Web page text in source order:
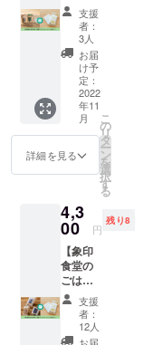
ク） 1
点 ・お
礼メッ
セージ
五ツ星
お米マ
イス
ターが
在籍す
るお
店、金
ドして
いただ
いた
「象印
食堂の
お米」
をセッ
トでお
届け ※
ご好評
とセッ
トコー
ス】 ・
ごはん
で作っ
た除菌
ウエッ
ティッ
シュ 10
点 ・象
印食堂
のほう
パック
入り) 1
点 ・象
印食堂
の煎茶
(7パッ
ク入り)
1点 ・
象印食
堂の玄
支援
者：
3人
お届
け予
定：
2022
年11
月
詳細を見る
こ
の
リ
タ
ー
ン
を
選
択
す
る
4,3
00 円
残り8
【象印
食堂の
ごはん3
種と
セット
コー
ス】 ・
支援
者：
12人